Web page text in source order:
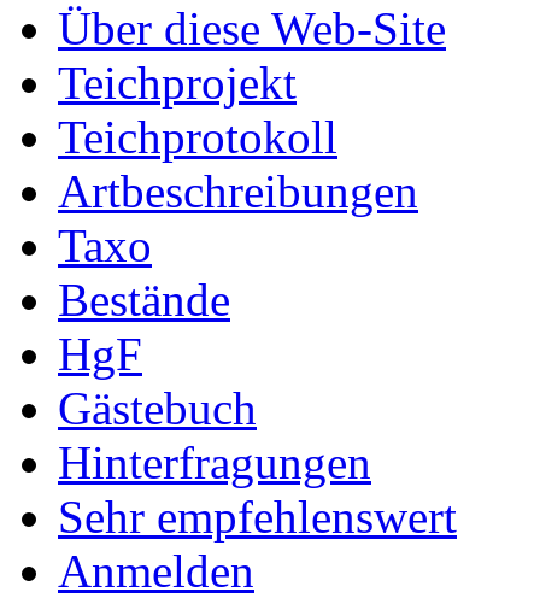
Über diese Web-Site
Teichprojekt
Teichprotokoll
Artbeschreibungen
Taxo
Bestände
HgF
Gästebuch
Hinterfragungen
Sehr empfehlenswert
Anmelden